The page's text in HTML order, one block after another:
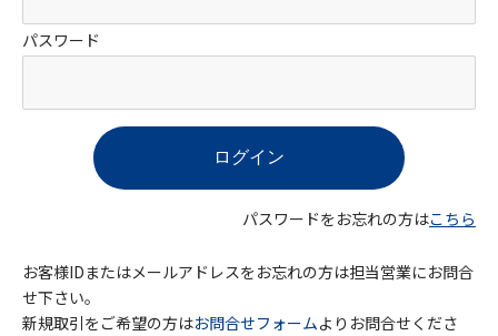
パスワード
パスワードをお忘れの方はこちら
お客様IDまたはメールアドレスをお忘れの方は担当営業にお問合
せ下さい。
新規取引をご希望の方はお問合せフォームよりお問合せくださ